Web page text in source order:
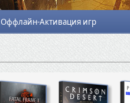
Оффлайн-Активация игр